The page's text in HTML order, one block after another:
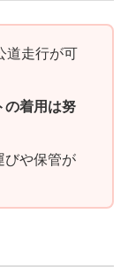
道走行が可
の着用は努
びや保管が